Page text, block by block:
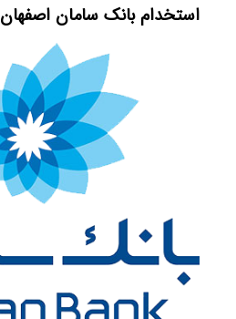
استخدام بانک سامان اصفهان